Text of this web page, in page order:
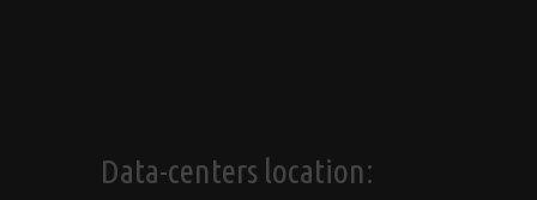
Data-centers location: